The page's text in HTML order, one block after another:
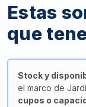
Estas
que
Stock y
el marco de
cupos o